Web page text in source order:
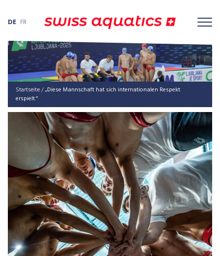
DE FR
Startseite/„Diese Mannschaft hat sich internationalen Respekt
erspielt.“